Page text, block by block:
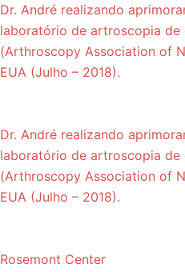
Dr. André realizando
laboratório de artroscopia de
(Arthroscopy Association of
EUA (Julho – 2018).
Dr. André realizando
laboratório de artroscopia de
(Arthroscopy Association of
EUA (Julho – 2018).
Rosemont Center